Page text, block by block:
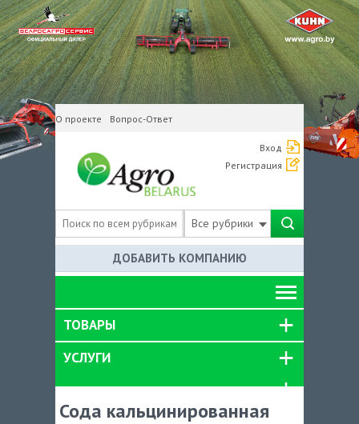
О проекте Вопрос-Ответ
Вход
Регистрация
Все рубрики
ДОБАВИТЬ КОМПАНИЮ
ТОВАРЫ
УСЛУГИ
Сода кальцинированная